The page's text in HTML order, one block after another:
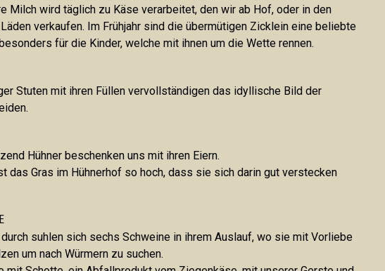
KONTAKT
Milch wird täglich zu Käse verarbeitet, den wir ab Hof, oder in den
verkaufen. Im Frühjahr sind die übermütigen Zicklein eine beliebte
für die Kinder, welche mit ihnen um die Wette rennen.
Stuten mit ihren Füllen vervollständigen das idyllische Bild der
Hühner beschenken uns mit ihren Eiern.
das Gras im Hühnerhof so hoch, dass sie sich darin gut verstecken
suhlen sich sechs Schweine in ihrem Auslauf, wo sie mit Vorliebe
um nach Würmern zu suchen.